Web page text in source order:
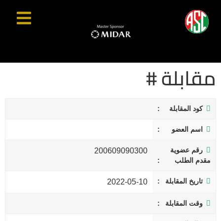
مقابلة #
كود المقابلة
اسم العضو
رقم عضوية
مقدم الطلب
200609090300
تاريخ المقابلة 2022-05-10
وقت المقابلة